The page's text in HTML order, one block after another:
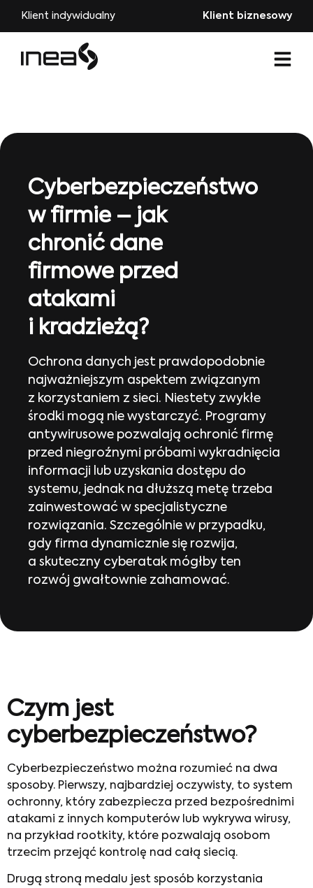
Klient indywidualny Klient biznesowy
Cyberbezpieczeństwo
w firmie – jak
chronić dane
firmowe przed
atakami
i kradzieżą?
Ochrona danych jest prawdopodobnie
najważniejszym aspektem związanym
z korzystaniem z sieci. Niestety zwykłe
środki mogą nie wystarczyć. Programy
antywirusowe pozwalają ochronić firmę
przed niegroźnymi próbami wykradnięcia
informacji lub uzyskania dostępu do
systemu, jednak na dłuższą metę trzeba
zainwestować w specjalistyczne
rozwiązania. Szczególnie w przypadku,
gdy firma dynamicznie się rozwija,
a skuteczny cyberatak mógłby ten
rozwój gwałtownie zahamować.
Czym jest
cyberbezpieczeństwo?
Cyberbezpieczeństwo można rozumieć na dwa
sposoby. Pierwszy, najbardziej oczywisty, to system
ochronny, który zabezpiecza przed bezpośrednimi
atakami z innych komputerów lub wykrywa wirusy,
na przykład rootkity, które pozwalają osobom
trzecim przejąć kontrolę nad całą siecią.
Drugą stroną medalu jest sposób korzystania